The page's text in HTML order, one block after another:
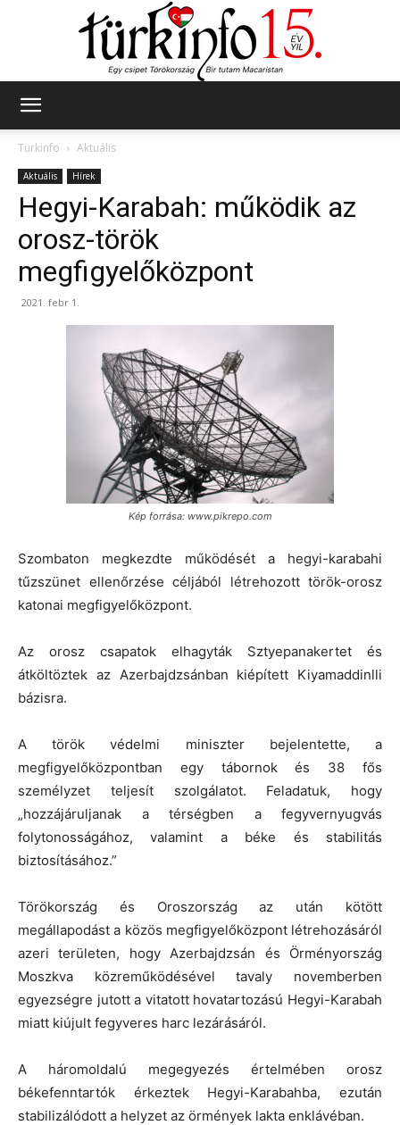
Türkinfo
Aktuális
Aktuális Hírek
Hegyi-Karabah: működik az
orosz-török
megfigyelőközpont
2021. febr 1.
Kép forrása: www.pikrepo.com
Szombaton megkezdte működését a hegyi-karabahi
tűzszünet ellenőrzése céljából létrehozott török-orosz
katonai megfigyelőközpont.
Az orosz csapatok elhagyták Sztyepanakertet és
átköltöztek az Azerbajdzsánban kiépített Kiyamaddinlli
bázisra.
A török védelmi miniszter bejelentette, a
megfigyelőközpontban egy tábornok és 38 fős
személyzet teljesít szolgálatot. Feladatuk, hogy
„hozzájáruljanak a térségben a fegyvernyugvás
folytonosságához, valamint a béke és stabilitás
biztosításához.”
Törökország és Oroszország az után kötött
megállapodást a közös megfigyelőközpont létrehozásáról
azeri területen, hogy Azerbajdzsán és Örményország
Moszkva közreműködésével tavaly novemberben
egyezségre jutott a vitatott hovatartozású Hegyi-Karabah
miatt kiújult fegyveres harc lezárásáról.
A háromoldalú megegyezés értelmében orosz
békefenntartók érkeztek Hegyi-Karabahba, ezután
stabilizálódott a helyzet az örmények lakta enklávéban.